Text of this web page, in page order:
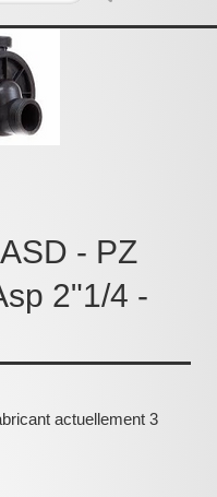
- PZ
2"1/4 -
actuellement 3